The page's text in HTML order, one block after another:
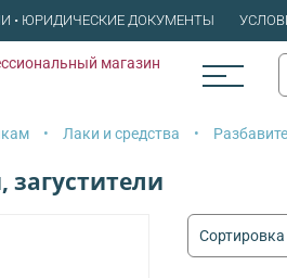
• ЮРИДИЧЕСКИЕ ДОКУМЕНТЫ
Лаки и средства
загустители